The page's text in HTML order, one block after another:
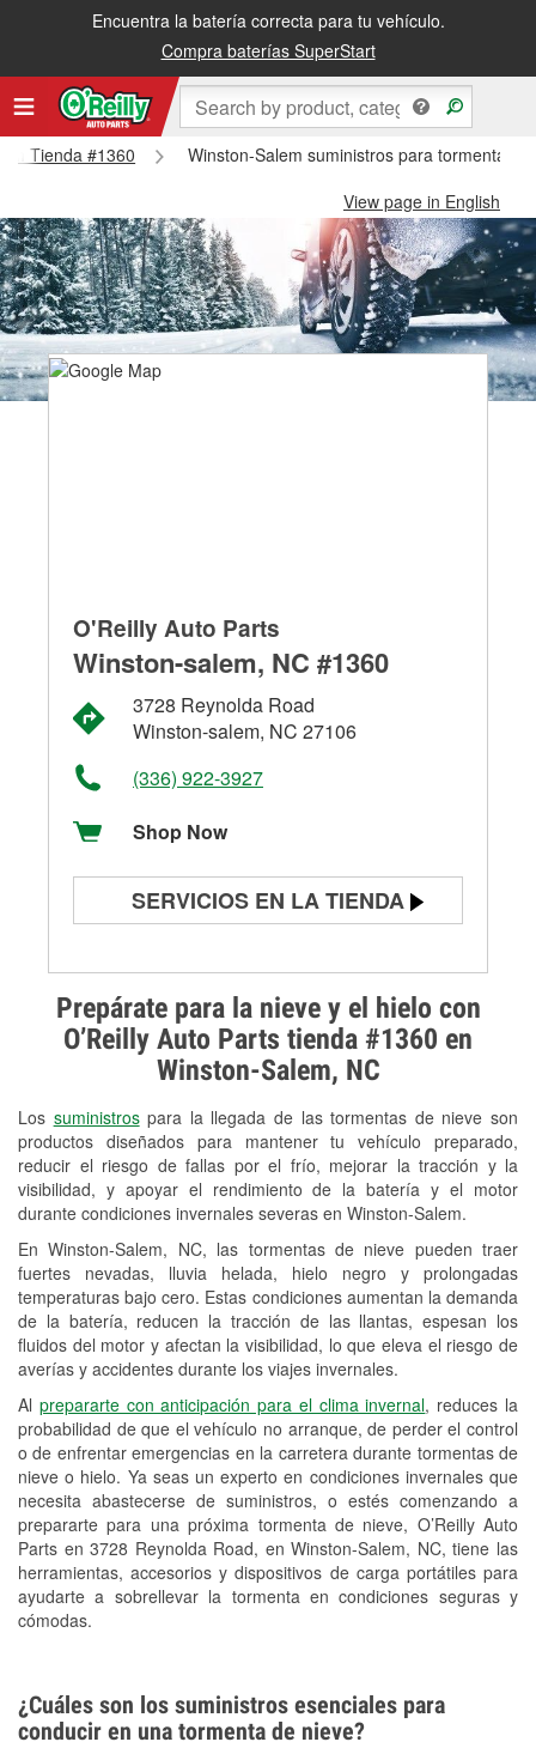
Encuentra la batería correcta para tu vehículo.
Compra baterías SuperStart
Tienda #1360
Winston-Salem suministros para tormentas
View page in English
Prepárate para la nieve y el hielo con
O’Reilly Auto Parts tienda #1360 en
Winston-Salem, NC
Los suministrospara la llegada de las tormentas de nieve son
productos diseñados para mantener tu vehículo preparado,
reducir el riesgo de fallas por el frío, mejorar la tracción y la
visibilidad, y apoyar el rendimiento de la batería y el motor
durante condiciones invernales severas en Winston-Salem.
En Winston-Salem, NC, las tormentas de nieve pueden traer
fuertes nevadas, lluvia helada, hielo negro y prolongadas
temperaturas bajo cero. Estas condiciones aumentan la demanda
de la batería, reducen la tracción de las llantas, espesan los
fluidos del motor y afectan la visibilidad, lo que eleva el riesgo de
averías y accidentes durante los viajes invernales.
Al prepararte con anticipación para el clima invernal, reduces la
probabilidad de que el vehículo no arranque, de perder el control
o de enfrentar emergencias en la carretera durante tormentas de
nieve o hielo. Ya seas un experto en condiciones invernales que
necesita abastecerse de suministros, o estés comenzando a
prepararte para una próxima tormenta de nieve, O’Reilly Auto
Parts en 3728 Reynolda Road, en Winston-Salem, NC, tiene las
herramientas, accesorios y dispositivos de carga portátiles para
ayudarte a sobrellevar la tormenta en condiciones seguras y
cómodas.
O'Reilly Auto Parts
Winston-salem, NC #1360
3728 Reynolda Road
Winston-salem, NC 27106
(336) 922-3927
Shop Now
SERVICIOS EN LA TIENDA
Prueba de alternadores y
arrancadores
Revisión de la luz "Check Engine"
Reciclaje de baterías y aceite
Instalación de bombillas de faros
Instalación de limpiaparabrisas
Programa de Préstamo de
Herramientas
Rectificación de tambores y discos de
freno
Snowstorm Supplies
Conoce más
¿Cuáles son los suministros esenciales para
conducir en una tormenta de nieve?